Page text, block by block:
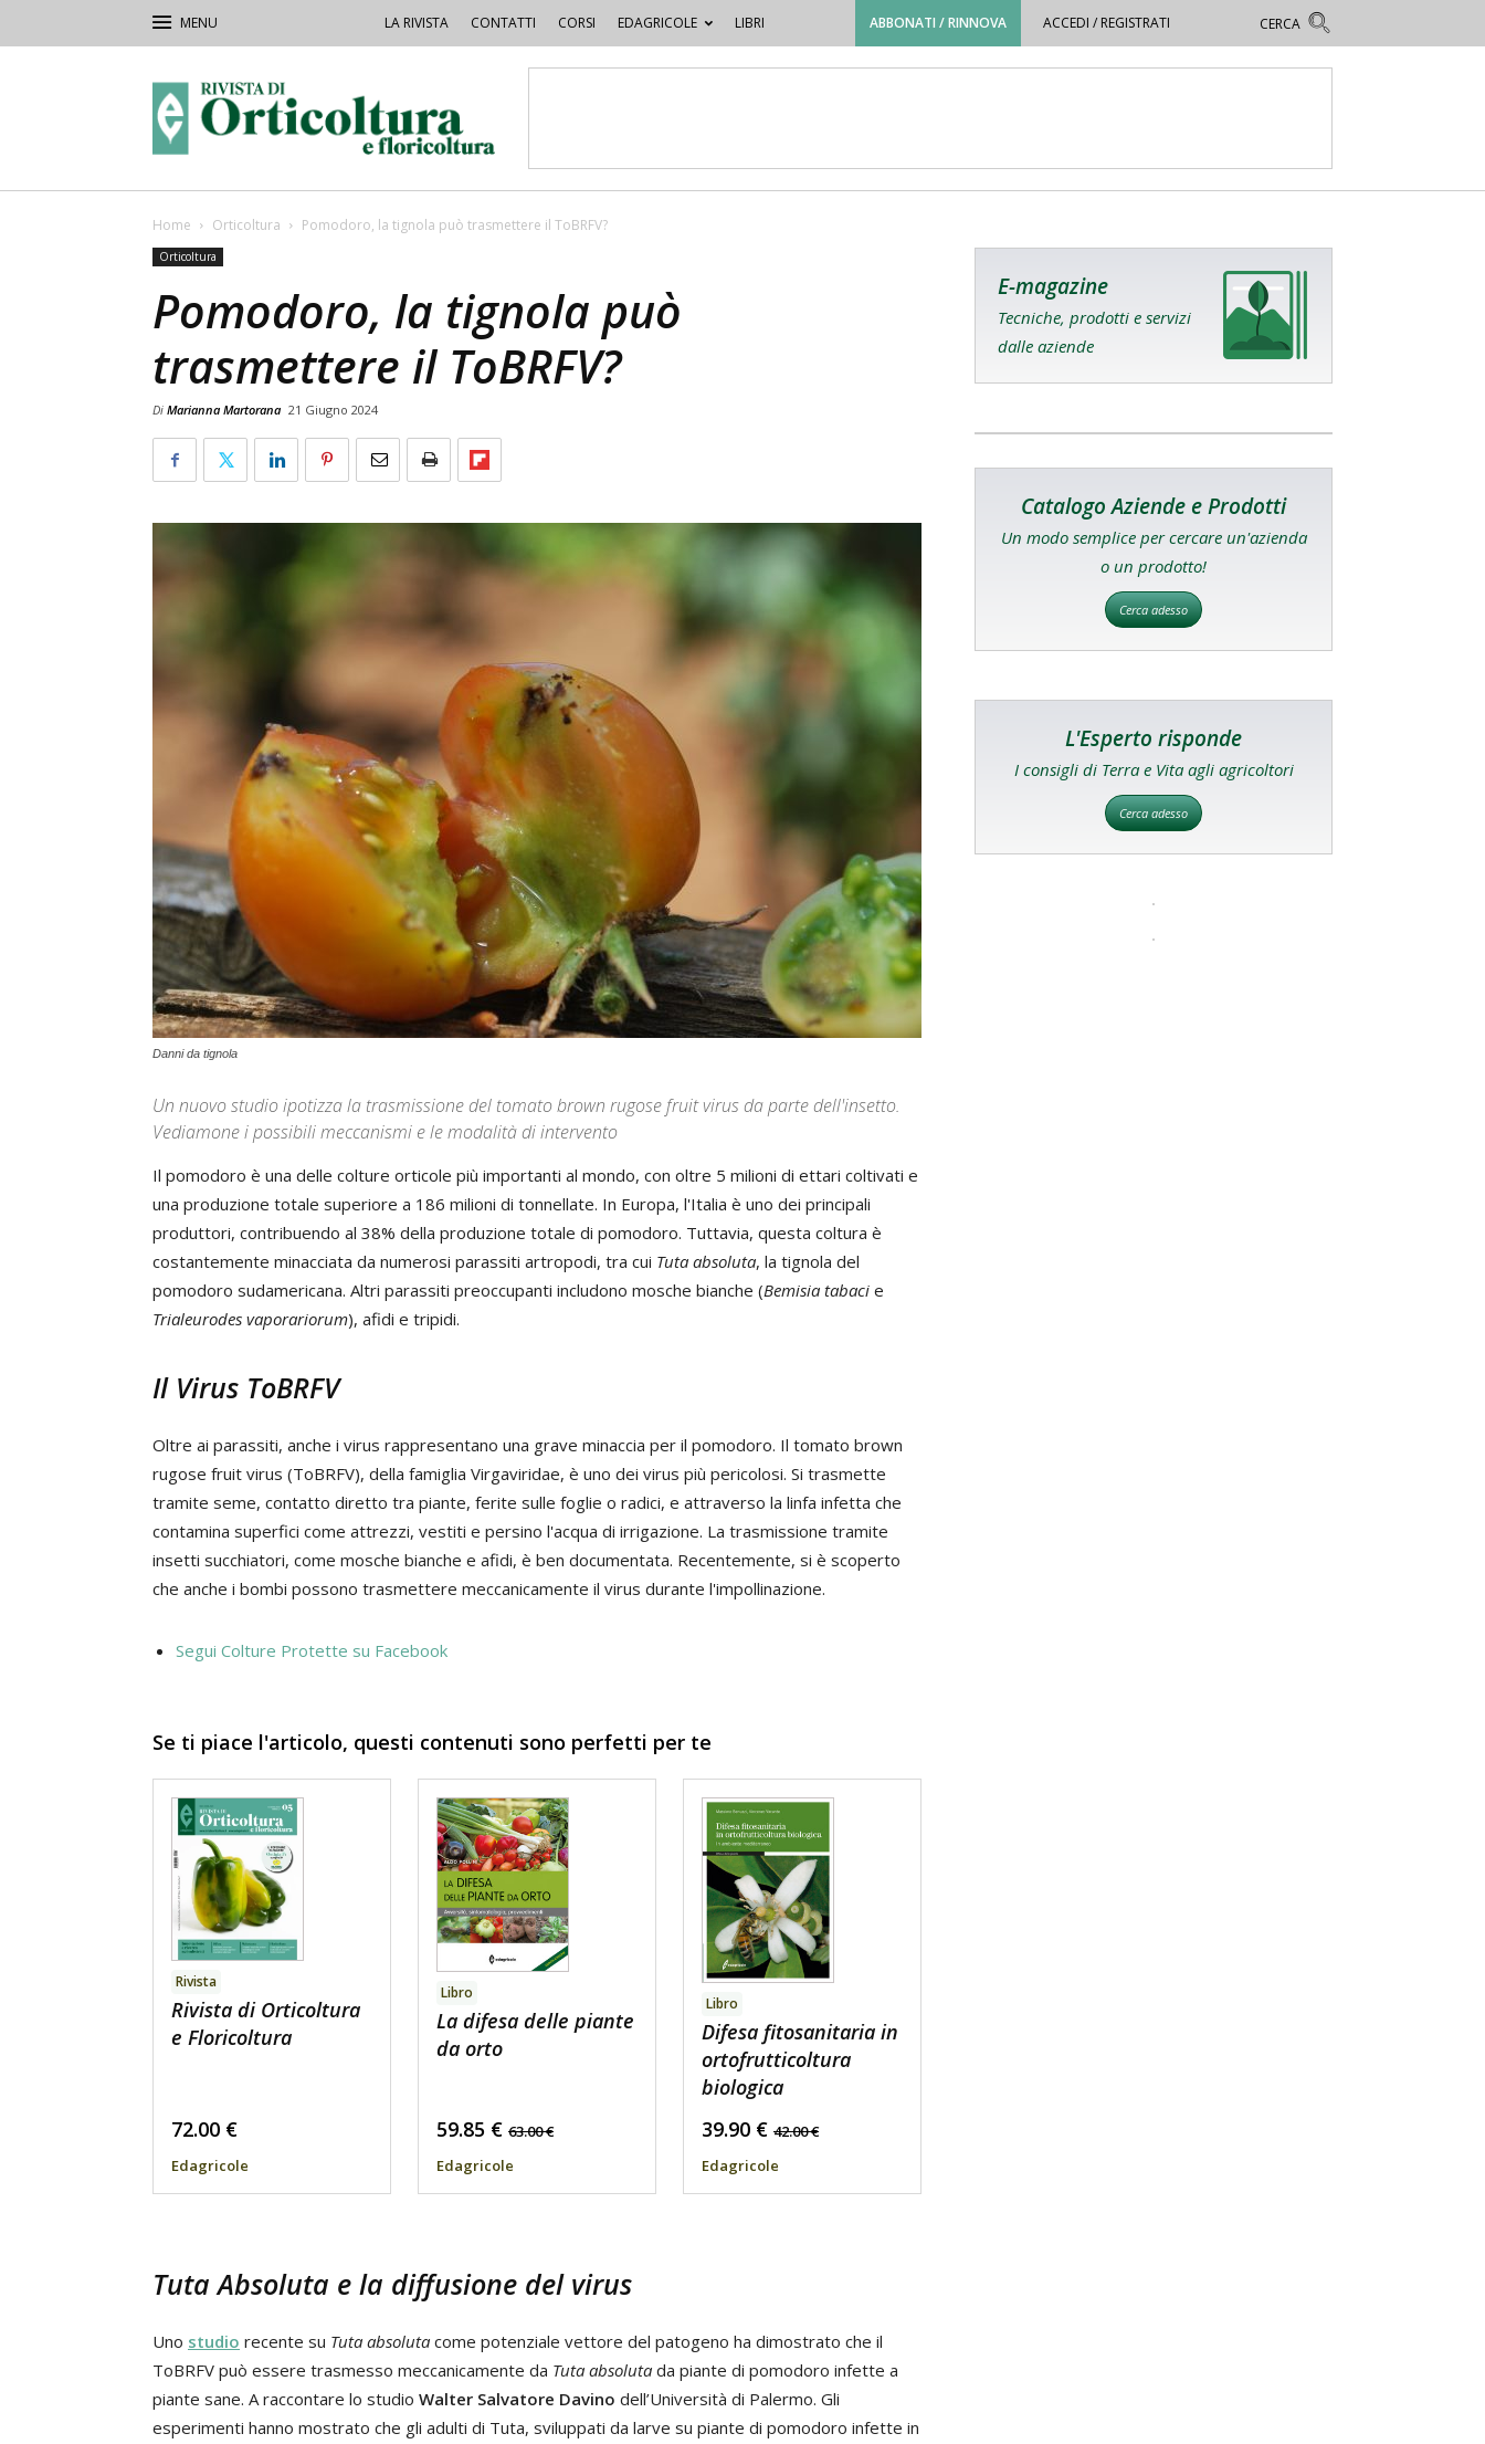
LA RIVISTA CONTATTI CORSI EDAGRICOLE LIBRI ABBONATI / RINNOVA ACCEDI / REGISTRATI
Orticoltura
Home Orticoltura Pomodoro, la tignola può trasmettere il ToBRFV?
Orticoltura
Pomodoro, la tignola può
trasmettere il ToBRFV?
Di Marianna Martorana 21 Giugno 2024
Danni da tignola
Un nuovo studio ipotizza la trasmissione del tomato brown rugose fruit virus da parte dell'insetto.
Vediamone i possibili meccanismi e le modalità di intervento
Il pomodoro è una delle colture orticole più importanti al mondo, con oltre 5 milioni di ettari coltivati e
una produzione totale superiore a 186 milioni di tonnellate. In Europa, l'Italia è uno dei principali
produttori, contribuendo al 38% della produzione totale di pomodoro. Tuttavia, questa coltura è
costantemente minacciata da numerosi parassiti artropodi, tra cui Tuta absoluta, la tignola del
pomodoro sudamericana. Altri parassiti preoccupanti includono mosche bianche (Bemisia tabaci e
Trialeurodes vaporariorum), afidi e tripidi.
Il Virus ToBRFV
Oltre ai parassiti, anche i virus rappresentano una grave minaccia per il pomodoro. Il tomato brown
rugose fruit virus (ToBRFV), della famiglia Virgaviridae, è uno dei virus più pericolosi. Si trasmette
tramite seme, contatto diretto tra piante, ferite sulle foglie o radici, e attraverso la linfa infetta che
contamina superfici come attrezzi, vestiti e persino l'acqua di irrigazione. La trasmissione tramite
insetti succhiatori, come mosche bianche e afidi, è ben documentata. Recentemente, si è scoperto
che anche i bombi possono trasmettere meccanicamente il virus durante l'impollinazione.
Segui Colture Protette su Facebook
Se ti piace l'articolo, questi contenuti sono perfetti per te
Rivista
Rivista di Orticoltura
e Floricoltura
72.00 €
Edagricole
Libro
La difesa delle piante
da orto
59.85 € 63.00€
Edagricole
Libro
Difesa fitosanitaria in
ortofrutticoltura
biologica
39.90 € 42.00€
Edagricole
Tuta Absoluta e la diffusione del virus
Uno studio recente su Tuta absoluta come potenziale vettore del patogeno ha dimostrato che il
ToBRFV può essere trasmesso meccanicamente da Tuta absoluta da piante di pomodoro infette a
piante sane. A raccontare lo studio Walter Salvatore Davino dell’Università di Palermo. Gli
esperimenti hanno mostrato che gli adulti di Tuta, sviluppati da larve su piante di pomodoro infette in
E-magazine
Tecniche, prodotti e servizi
dalle aziende
Catalogo Aziende e Prodotti
Un modo semplice per cercare un'azienda
o un prodotto!
Cerca adesso
L'Esperto risponde
I consigli di Terra e Vita agli agricoltori
Cerca adesso